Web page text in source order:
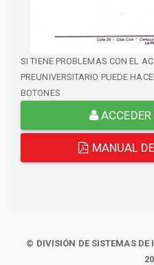
SI TIENE PROBLEMAS CON EL
PREUNIVERSITARIO PUEDE
BOTONES
MANUAL
© DIVISIÓN DE SISTEMAS DE